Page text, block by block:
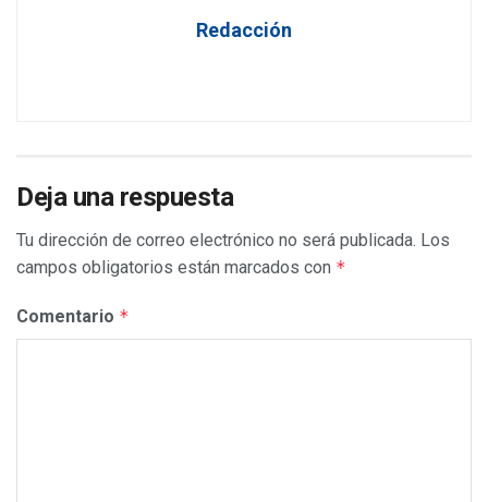
Redacción
Deja una respuesta
Tu dirección de correo electrónico no será publicada. Los
campos obligatorios están marcados con *
Comentario *